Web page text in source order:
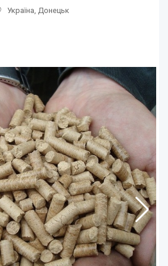
Україна Донецьк